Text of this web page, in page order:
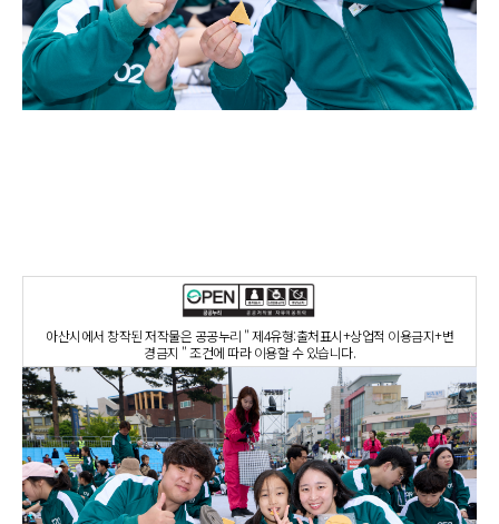
아산시에서 창작된 저작물은 공공누리 " 제4유형:출처표시+상업적 이용금지+변
경금지 " 조건에 따라 이용할 수 있습니다.